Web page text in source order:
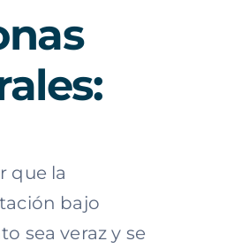
que la
bajo
sea veraz y se